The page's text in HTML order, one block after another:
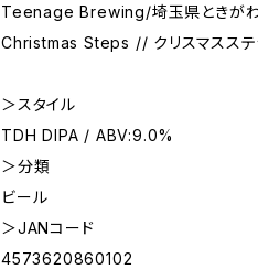
Teenage Brewing/埼玉県ときが
Christmas Steps // クリスマスステ
＞スタイル
TDH DIPA / ABV:9.0%
＞分類
ビール
＞JANコード
4573620860102